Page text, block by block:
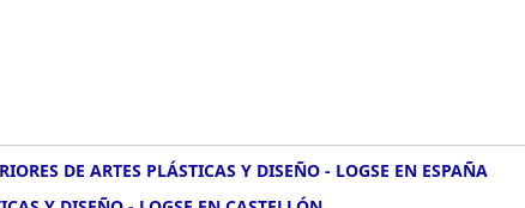
DE ARTES PLÁSTICAS Y DISEÑO - LOGSE EN ESPAÑA